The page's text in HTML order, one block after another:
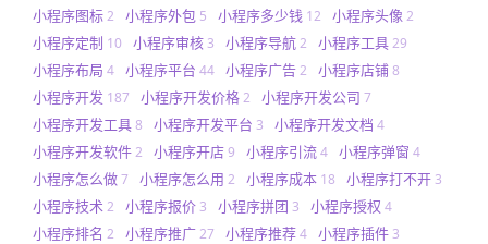
小程序图标2 小程序外包 5 小程序多少钱 12 小程序头像 2
小程序定制 10 小程序审核 3 小程序导航2 小程序工具29
小程序布局 4 小程序平台 44 小程序广告2 小程序店铺8
小程序开发 187 小程序开发价格2 小程序开发公司 7
小程序开发工具8 小程序开发平台 3 小程序开发文档 4
小程序开发软件2 小程序开店9 小程序引流4 小程序弹窗 4
小程序怎么做7 小程序怎么用 2 小程序成本 18 小程序打不开 3
小程序技术 2 小程序报价 3 小程序拼团 3 小程序授权 4
小程序排名 2 小程序推广27 小程序推荐4 小程序插件 3